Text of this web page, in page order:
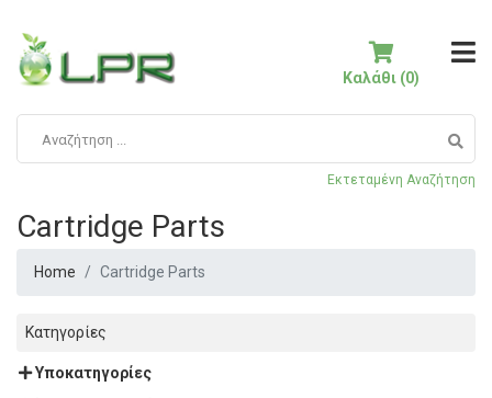
Εκτεταμένη Αναζήτηση
Καλάθι (0)
Cartridge Parts
Home Cartridge Parts
Κατηγορίες
Υποκατηγορίες